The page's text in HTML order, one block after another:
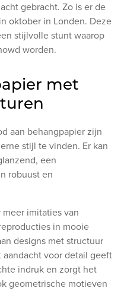
gebracht. Zo is er de
oktober in Londen. Deze
stijlvolle stunt waarop
worden.
met
aan behangpapier zijn
stijl te vinden. Er kan
een
robuust en
imitaties van
in mooie
designs met structuur
voor detail geeft
indruk en zorgt het
geometrische motieven